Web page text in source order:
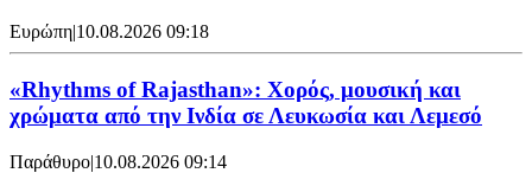
Ευρώπη|10.08.2026 09:18
«Rhythms of Rajasthan»: Χορός, μουσική και
χρώματα από την Ινδία σε Λευκωσία και Λεμεσό
Παράθυρο|10.08.2026 09:14